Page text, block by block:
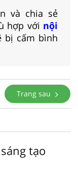
và chia sẻ
hợp với nội
bị cấm bình
Trang sau
tạo